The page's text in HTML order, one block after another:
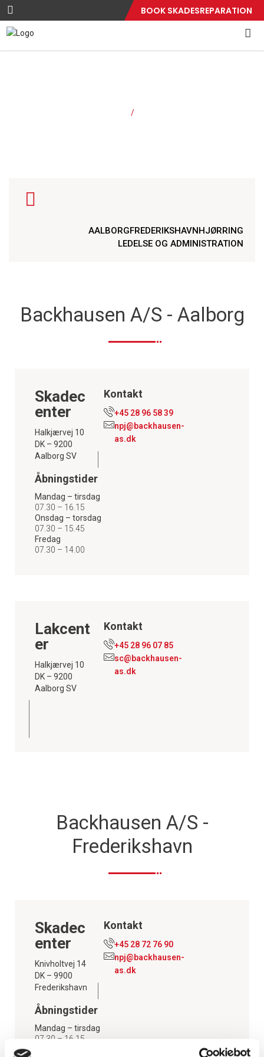
BOOK SKADESREPARATION
/
AALBORGFREDERIKSHAVNHJØRRING
LEDELSE OG ADMINISTRATION
Backhausen A/S - Aalborg
Skadec
enter
Halkjærvej 10
DK – 9200
Aalborg SV
Kontakt
+45 28 96 58 39
npj@backhausen-
as.dk
Åbningstider
Mandag – tirsdag
07.30 – 16.15
Onsdag – torsdag
07.30 – 15.45
Fredag
07.30 – 14.00
Lakcent
er
Halkjærvej 10
DK – 9200
Aalborg SV
Kontakt
+45 28 96 07 85
sc@backhausen-
as.dk
Backhausen A/S -
Frederikshavn
Skadec
enter
Knivholtvej 14
DK – 9900
Frederikshavn
Kontakt
+45 28 72 76 90
npj@backhausen-
as.dk
Åbningstider
Mandag – tirsdag
07.30 – 16.15